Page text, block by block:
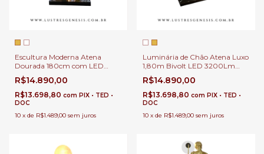
Escultura Moderna Atena
Dourada 180cm com LED
3200Lm e Lâmpada E-27 |
Coluna de Piso Atena
Premium Iluminação
Decorativa 3000K Bivolt
R$14.890,00
R$13.698,80 com PIX • TED •
DOC
10 x de R$1.489,00 sem juros
Luminária de Chão Atena Luxo
1,80m Bivolt LED 3200Lm
para Sala de Estar | Coluna
Decorativa Atena Branca em
Resina
R$14.890,00
R$13.698,80 com PIX • TED •
DOC
10 x de R$1.489,00 sem juros